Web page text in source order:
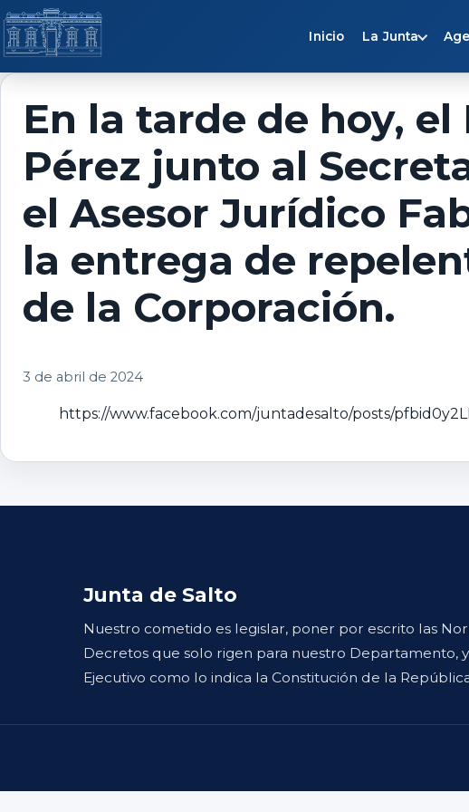
Saltar al contenido
Inicio La Junta
En la tarde de hoy,
Pérez junto al
el Asesor Jurídico
la entrega de
de la Corporación.
3 de abril de 2024
https://www.facebook.com/juntadesalto/posts/
Junta de Salto
Nuestro cometido es legislar, poner por escrito las
Decretos que solo rigen para nuestro Departamento,
Ejecutivo como lo indica la Constitución de la